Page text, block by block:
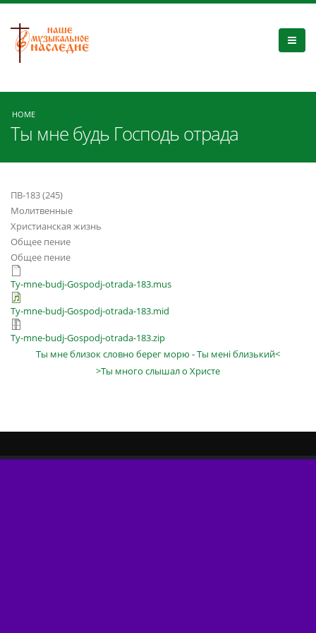
HOME
Ты мне будь Господь отрада
ПВ-183 (245)
Молитвенные
Христианская жизнь
Общее пение
Общее пение
Ty-mne-budj-Gospodj-otrada-183.mus
Ty-mne-budj-Gospodj-otrada-183.mid
Ty-mne-budj-Gospodj-otrada-183.zip
Ты мне близок словно берег морю - Ты мені близький<
>Ты много слышал о Христе